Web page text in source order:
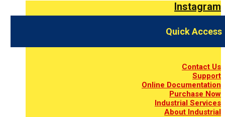
Instagram
Quick Access
Contact Us
Support
Online Documentation
Purchase Now
Industrial Services
About Industrial